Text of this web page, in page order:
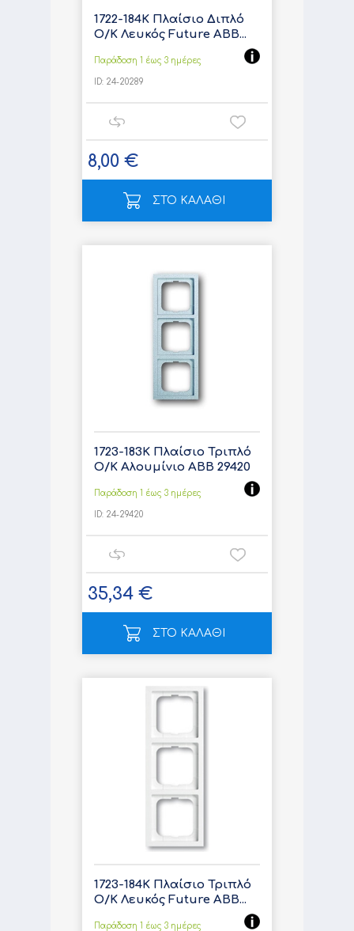
1722-184K Πλαίσιο Διπλό
Ο/Κ Λευκός Future ABB...
Παράδοση 1 έως 3 ημέρες
ID: 24-20289
8,00 €
ΣΤΟ ΚΑΛΑΘΙ
1723-183K Πλαίσιο Τριπλό
Ο/Κ Αλουμίνιο ABB 29420
Παράδοση 1 έως 3 ημέρες
ID: 24-29420
35,34 €
ΣΤΟ ΚΑΛΑΘΙ
1723-184K Πλαίσιο Τριπλό
Ο/Κ Λευκός Future ABB...
Παράδοση 1 έως 3 ημέρες